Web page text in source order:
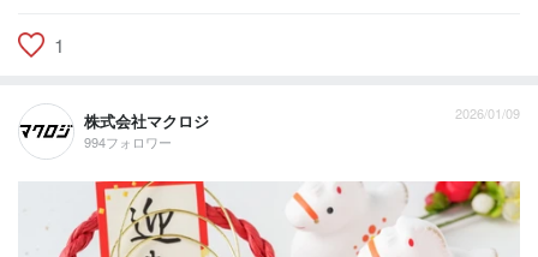
1
株式会社マクロジ
994フォロワー
2026/01/09